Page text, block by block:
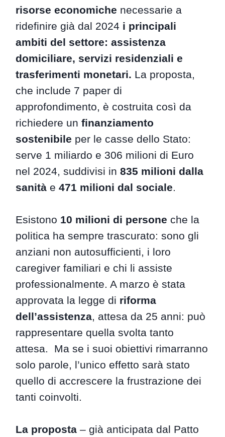
risorse economiche necessarie a
ridefinire già dal 2024 i principali
ambiti del settore: assistenza
domiciliare, servizi residenziali e
trasferimenti monetari. La proposta,
che include 7 paper di
approfondimento, è costruita così da
richiedere unfinanziamento
sostenibile per le casse dello Stato:
serve 1 miliardo e 306 milioni di Euro
nel 2024, suddivisi in835 milioni dalla
sanità e471 milioni dal sociale
Esistono 10 milioni di persone che la
politica ha sempre trascurato: sono gli
anziani non autosufficienti, i loro
caregiver familiari e chi li assiste
professionalmente. A marzo è stata
approvata la legge di riforma
dell’assistenza , attesa da 25 anni: può
rappresentare quella svolta tanto
attesa. Ma se i suoi obiettivi rimarranno
solo parole, l’unico effetto sarà stato
quello di accrescere la frustrazione dei
tanti coinvolti.
La proposta – già anticipata dal Patto